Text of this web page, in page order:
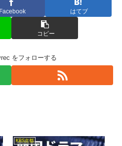
Facebook はてブ
コピー
をフォローする
KBS京都